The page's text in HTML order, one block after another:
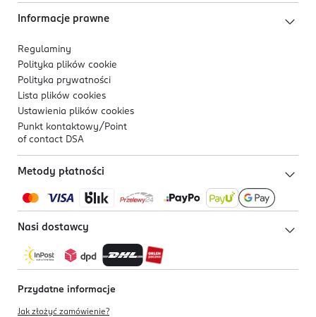
Informacje prawne
Regulaminy
Polityka plików cookie
Polityka prywatności
Lista plików cookies
Ustawienia plików cookies
Punkt kontaktowy/ Point
of contact DSA
Metody płatności
Nasi dostawcy
Przydatne informacje
Jak złożyć zamówienie?